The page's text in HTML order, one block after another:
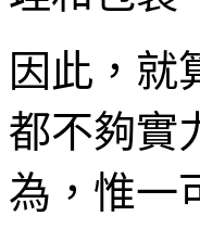
因此，就
都不夠實
為，惟一